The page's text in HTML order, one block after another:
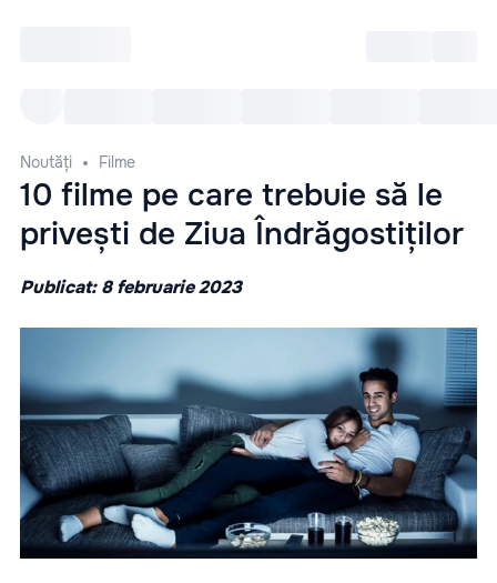
Noutăți Filme
10 filme pe care trebuie să le
privești de Ziua Îndrăgostiților
Publicat: 8 februarie 2023